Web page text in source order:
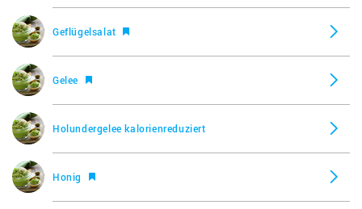
Almette Frühlingszwiebel, Hochland
Geflügelsalat
Gelee
Holundergelee kalorienreduziert
Honig